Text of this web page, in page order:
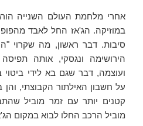
אחרי מלחמת העולם השנייה
במוזיקה. הג'אז החל לאבד
סיבות. דבר ראשון, מה שקרוי
הירושימה ונגסקי, אותה
ועוצמה, דבר שגם בא לידי ביטוי
על חשבון האילתור הקבוצתי, והן
קטנים יותר עם זמר מוביל
מוביל הרכב החלו לבוא במקום